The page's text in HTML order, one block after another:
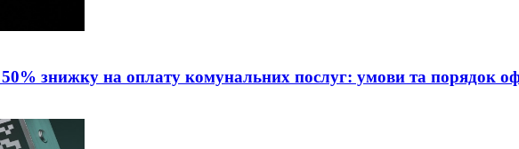
50% знижку на оплату комунальних послуг: умови та порядок